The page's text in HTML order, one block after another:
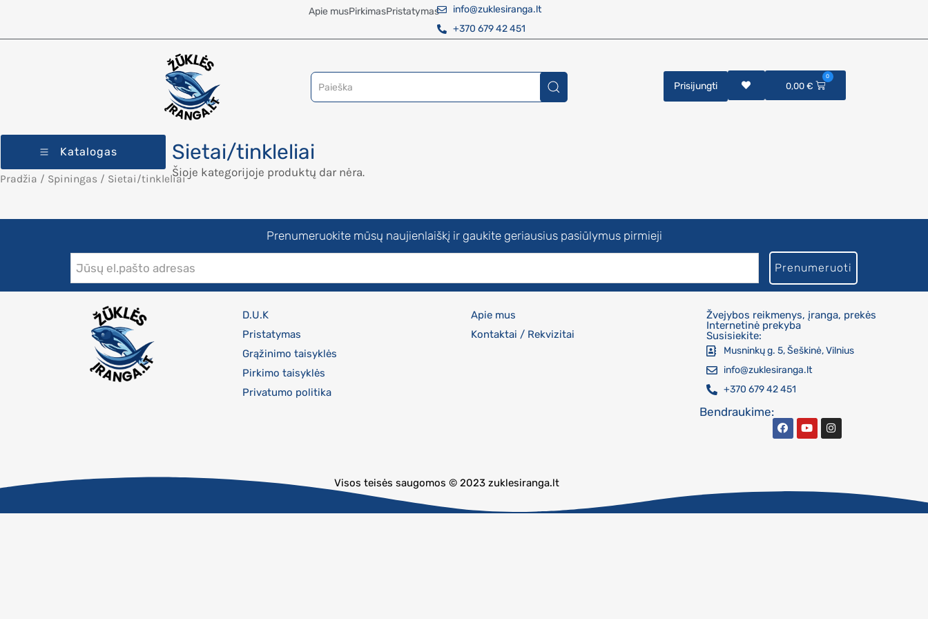
Apie musPirkimasPristatymas
info@zuklesiranga.lt
+370 679 42 451
0,00 €
0
Prisijungti
Katalogas
Pradžia / Spiningas / Sietai/tinkleliai
Sietai/tinkleliai
Šioje kategorijoje produktų dar nėra.
Prenumeruokite mūsų naujienlaiškį ir gaukite geriausius pasiūlymus pirmieji
Prenumeruoti
D.U.K
Pristatymas
Grąžinimo taisyklės
Pirkimo taisyklės
Privatumo politika
Apie mus
Kontaktai / Rekvizitai
Žvejybos reikmenys, įranga, prekės
Internetinė prekyba
Susisiekite:
Musninkų g. 5, Šeškinė, Vilnius
info@zuklesiranga.lt
+370 679 42 451
Bendraukime:
Visos teisės saugomos © 2023 zuklesiranga.lt